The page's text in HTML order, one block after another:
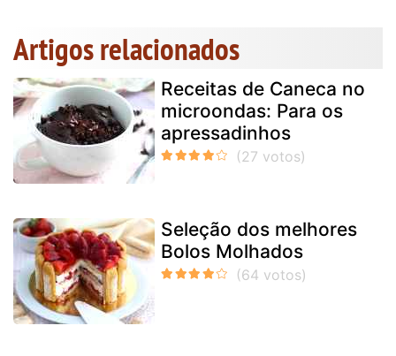
Artigos relacionados
Receitas de Caneca no
microondas: Para os
apressadinhos
Seleção dos melhores
Bolos Molhados